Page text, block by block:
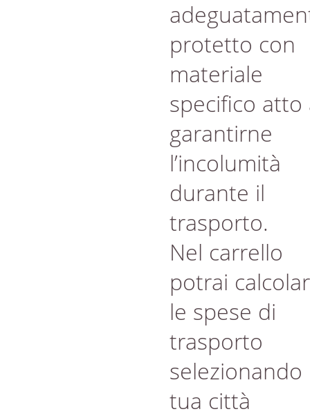
protetto con
materiale
specifico atto
garantirne
l’incolumità
durante il
trasporto.
Nel carrello
potrai
le spese di
trasporto
selezionando
tua città